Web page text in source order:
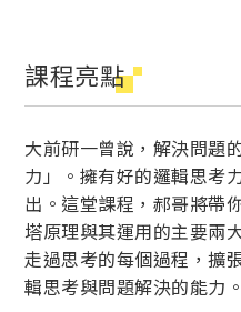
課程亮點
大前研一曾說，解決問題
力」。擁有好的邏輯思考
出。這堂課程，郝哥將帶
塔原理與其運用的主要兩
走過思考的每個過程，擴
輯思考與問題解決的能力。